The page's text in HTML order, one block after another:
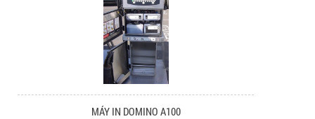
MÁY IN DOMINO A100